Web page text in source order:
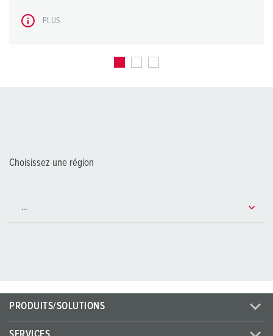
PLUS
Choisissez une région
PRODUITS/SOLUTIONS